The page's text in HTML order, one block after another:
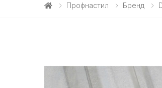
Профнастил Бренд